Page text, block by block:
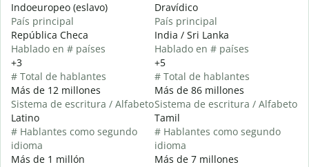
Indoeuropeo (eslavo)
País principal
República Checa
Hablado en # países
+3
# Total de hablantes
Más de 12 millones
Sistema de escritura / Alfabeto
Latino
# Hablantes como segundo
idioma
Más de 1 millón
Dravídico
País principal
India / Sri Lanka
Hablado en # países
+5
# Total de hablantes
Más de 86 millones
Sistema de escritura / Alfabeto
Tamil
# Hablantes como segundo
idioma
Más de 7 millones